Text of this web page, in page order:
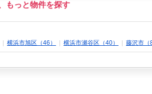
もっと物件を探す
横浜市旭区（46） 横浜市瀬谷区（40） 藤沢市（